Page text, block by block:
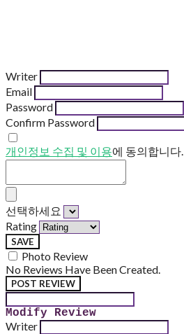
Writer
Email
Password
Confirm Password
개인정보 수집 및 이용에 동의합니다.
선택하세요
Rating
SAVE
Photo Review
No Reviews Have Been Created.
POST REVIEW
Modify Review
Writer